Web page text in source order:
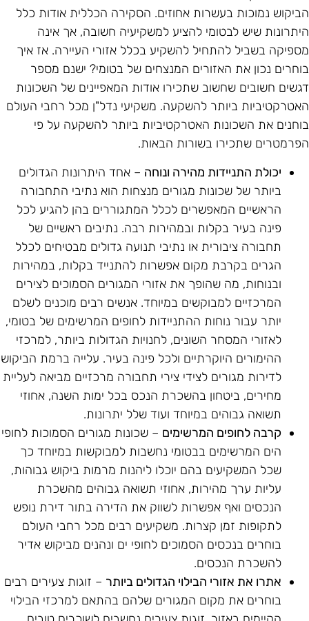
נמוכות בעשרות אחוזים. הסקירה הכללית אודות כלל
שיש לבטומי להציע למשקיעיה חשובה, אך אינה
בשביל להתחיל להשקיע בכלל אזורי העיירה. אז איך
נכון את האזורים המנצחים של בטומי? ישנם מספר
חשובים שחשוב שתכירו אודות המאפיינים של השכונות
ביותר להשקעה. משקיעי נדל"ן מכל רחבי העולם
את השכונות האטרקטיביות ביותר להשקעה על פי
שתכירו בשורות הבאות.
יכולת התניידות מהירה ונוחה– אחד היתרונות הגדולים
ביותר של שכונות מגורים מנצחות הוא נתיבי התחבורה
הראשיים המאפשרים לכלל המתגוררים בהן להגיע לכל
פינה בעיר בקלות ובמהירות רבה. נתיבים ראשיים של
תחבורה ציבורית או נתיבי תנועה גדולים מבטיחים לכלל
הגרים בקרבת מקום אפשרות להתנייד בקלות, במהירות
ובנוחות, מה שהופך את אזורי המגורים הסמוכים לצירים
המרכזיים למבוקשים במיוחד. אנשים רבים מוכנים לשלם
יותר עבור נוחות ההתניידות לחופים המרשימים של בטומי,
לאזורי המסחר השונים, לחנויות הגדולות ביותר, למרכזי
ההימורים היוקרתיים ולכל פינה בעיר. עלייה ברמת הביקוש
לדירות מגורים לצידי צירי תחבורה מרכזיים מביאה לעליית
מחירים, ביטחון בהשכרת הנכס בכל ימות השנה, אחוזי
תשואה גבוהים במיוחד ועוד שלל יתרונות.
קרבה לחופים המרשימים– שכונות מגורים הסמוכות לחופי
הים המרשימים בבטומי נחשבות למבוקשות במיוחד כך
שכל המשקיעים בהם יוכלו ליהנות מרמות ביקוש גבוהות,
עליות ערך מהירות, אחוזי תשואה גבוהים מהשכרת
הנכסים ואף אפשרות לשווק את הדירה בתור דירת נופש
לתקופות זמן קצרות. משקיעים רבים מכל רחבי העולם
בוחרים בנכסים הסמוכים לחופי ים ונהנים מביקוש אדיר
להשכרת הנכסים.
אתרו את אזורי הבילוי הגדולים ביותר– זוגות צעירים רבים
בוחרים את מקום המגורים שלהם בהתאם למרכזי הבילוי